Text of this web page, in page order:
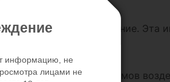
его наслаждение. Эта
и G-точку. Режимов
информацию, не
лицами не